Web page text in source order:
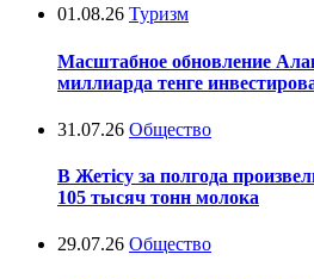
01.08.26 Туризм
Масштабное обновление
миллиарда тенге
31.07.26 Общество
В Жетісу за полгода
105 тысяч тонн молока
29.07.26 Общество